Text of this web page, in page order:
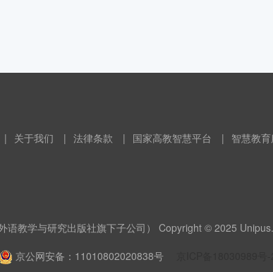
| 关于我们 | 法律条款 | 国家高教智慧平台 | 智慧教
语教学与研究出版社旗下子公司） Copyright © 2025
京公网安备：11010802020838号